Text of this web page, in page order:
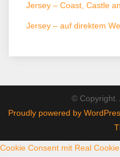
Jersey – Coast, Castle
Jersey – auf direktem
© Copyright.
Proudly powered by
Cookie Consent mit Real